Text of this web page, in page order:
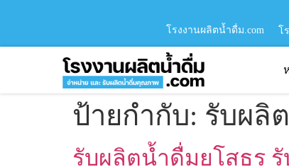
โรงงานผลิตน้ำดื่ม.com โ
ป้ายกำกับ: รับผลิ
รับผลิตน้ำดื่มยโสธร